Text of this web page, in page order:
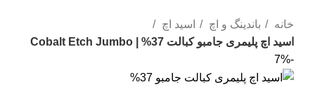
خانه باندینگ و اچ
اسید اچ
اسید اچ پلیمری جامبو کبالت 37% | Cobalt Etch Jumbo
-7%